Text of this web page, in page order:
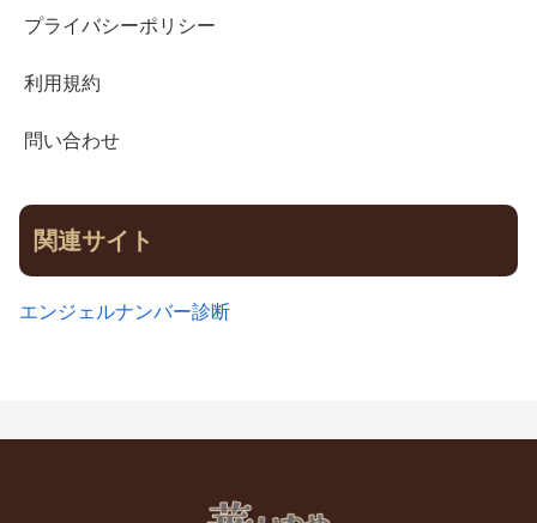
プライバシーポリシー
利用規約
問い合わせ
関連サイト
エンジェルナンバー診断